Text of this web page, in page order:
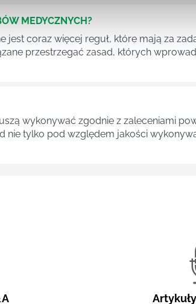
MEDYCZNYCH?
coraz więcej reguł, które mają za
przestrzegać zasad, których
wykonywać zgodnie z zaleceniami
nie tylko pod względem jakości